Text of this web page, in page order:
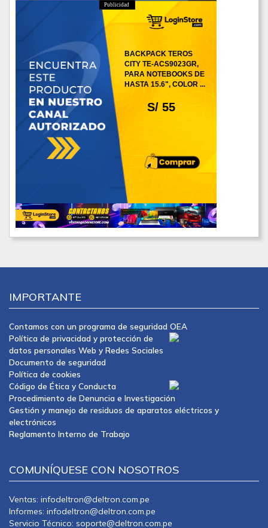
Publicidad
S/ 55
BACKPACK TEROS
CITY TE-ACS9023GR,
PARA NOTEBOOKS DE
HASTA 15.6", COLOR ...
IMPORTANTE
Contamos con un programa de seguridad OEA
Política de privacidad y protección de
datos personales Web y Redes Sociales
Documento de seguridad
Política de cookies
Código de Ética y Conducta
Procedimiento de Denuncia e Investigación
Gestión y manejo de residuos de aparatos eléctricos y
electrónicos
Reglamento Interno de Trabajo
COMUNÍQUESE CON NOSOTROS
Ventas: infodeltron@deltron.com.pe
Informes: infodeltron@deltron.com.pe
Servicio Técnico: soporte@deltron.com.pe